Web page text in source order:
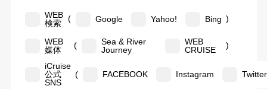
WEB
検索
( Google Yahoo! Bing )
WEB
媒体
(
Sea & River
Journey
WEB
CRUISE
)
iCruise
公式
SNS
( FACEBOOK Instagram Twitter